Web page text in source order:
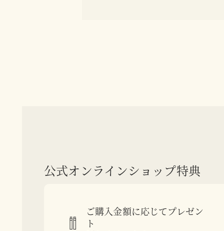
公式オンラインショップ特典
ご購入金額に応じてプレゼン
ト